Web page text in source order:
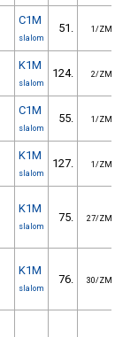
C1M
slalom
51. 1/ZM
K1M
slalom
124. 2/ZM
C1M
slalom
55. 1/ZM
K1M
slalom
127. 1/ZM
K1M
slalom
75. 27/ZM
K1M
slalom
76. 30/ZM